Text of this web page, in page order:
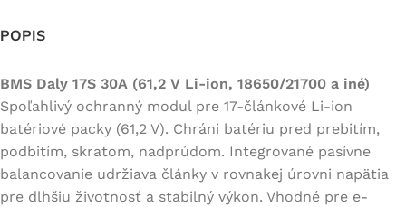
POPIS
BMS Daly 17S 30A (61,2 V Li-ion, 18650/21700 a iné)
Spoľahlivý ochranný modul pre 17-článkové Li-ion
batériové packy (61,2 V). Chráni batériu pred prebitím,
podbitím, skratom, nadprúdom. Integrované pasívne
balancovanie udržiava články v rovnakej úrovni napätia
pre dlhšiu životnosť a stabilný výkon. Vhodné pre e-